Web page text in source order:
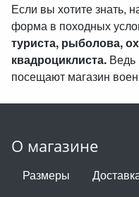
Если вы хотите знать,
форма в походных
туриста, рыболова,
квадроциклиста. Ведь
посещают магазин
О магазине
Размеры